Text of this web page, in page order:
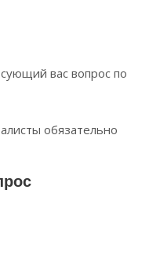
вас вопрос по
обязательно